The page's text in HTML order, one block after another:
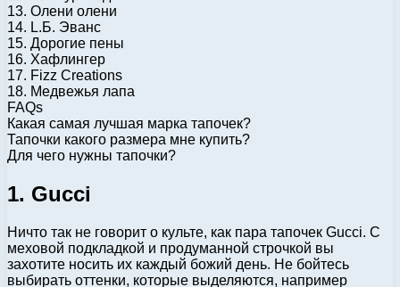
13. Олени олени
14. L.Б. Эванс
15. Дорогие пены
16. Хафлингер
17. Fizz Creations
18. Медвежья лапа
FAQs
Какая самая лучшая марка тапочек?
Тапочки какого размера мне купить?
Для чего нужны тапочки?
1. Gucci
Ничто так не говорит о культе, как пара тапочек Gucci. С
меховой подкладкой и продуманной строчкой вы
захотите носить их каждый божий день. Не бойтесь
выбирать оттенки, которые выделяются, например